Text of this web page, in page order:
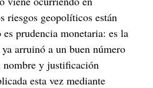
riesgos geopolíticos están
prudencia monetaria: es la
arruinó a un buen número
nombre y justificación
esta vez mediante